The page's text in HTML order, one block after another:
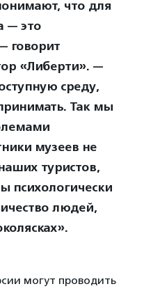
что для
— это
говорит
«Либерти». —
среду,
Так мы
музеев не
туристов,
психологически
людей,
могут проводить